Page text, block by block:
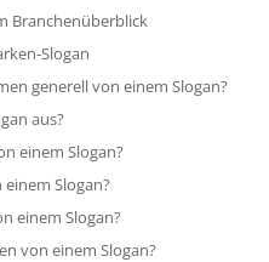
Branchenüberblick
Slogan
generell von einem Slogan?
aus?
einem Slogan?
Slogan?
einem Slogan?
von einem Slogan?